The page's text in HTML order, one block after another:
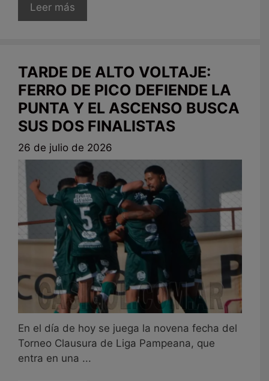
Leer más
TARDE DE ALTO VOLTAJE:
FERRO DE PICO DEFIENDE LA
PUNTA Y EL ASCENSO BUSCA
SUS DOS FINALISTAS
26 de julio de 2026
En el día de hoy se juega la novena fecha del
Torneo Clausura de Liga Pampeana, que
entra en una ...